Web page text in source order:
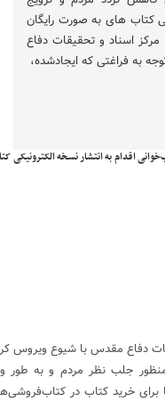
کتاب های به صورت رایگان
مرکز اسناد و تحقیقات دفاع
به فراغتی که ایجادشده،
اقدام به انتشار نسخه الکترونیکی
دفاع مقدس با شیوع ویروس
جلب نظر مردم و به طور
خرید کتاب در